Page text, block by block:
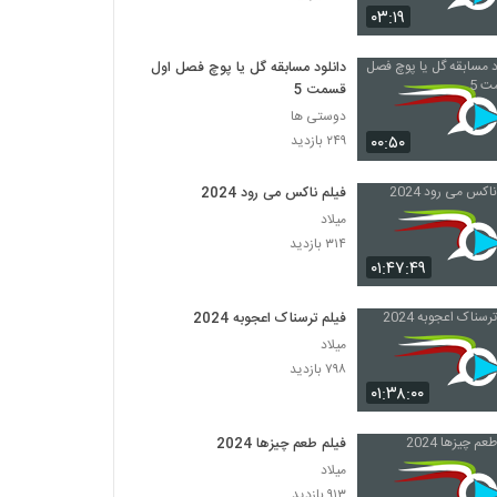
۳,۳۵۸ بازدید
دانلود فیلم سینمایی در کمال خونسردی
۱,۱۷۱ بازدید
دانلود فیلم ناردون
دانلود فیلم وروجک ها با لینک مستقیم و کیفیت
عالی
۲,۰۳۵ بازدید
فیلم ایرانی من کارگرم
۲,۱۲۳ بازدید
۰۳:۱۹
۰۰:۵۰
دانلود مسابقه گل یا پوچ فصل اول
قسمت 5
دوستی ها
۲۴۹ بازدید
۰۱:۴۷:۴۹
فیلم ناکس می رود 2024
میلاد
۳۱۴ بازدید
۰۱:۳۸:۰۰
فیلم ترسناک اعجوبه 2024
میلاد
۷۹۸ بازدید
فیلم طعم چیزها 2024
میلاد